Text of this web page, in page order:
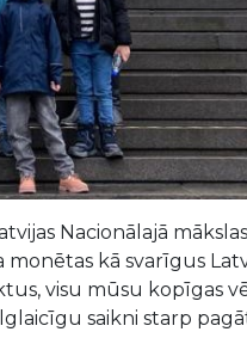
Nacionālajā
monētas kā svarīgus
visu mūsu kopīgas
saikni starp